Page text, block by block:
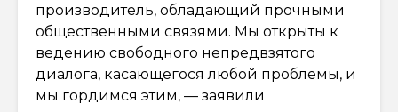
производитель, обладающий прочными
общественными связями. Мы открыты к
ведению свободного непредвзятого
диалога, касающегося любой проблемы, и
мы гордимся этим, — заявили